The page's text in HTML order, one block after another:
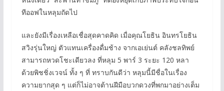
ทีออฟในหลุมถัดไป
และยังมีเรื่องเหลือเชื่อสุดคาดคิด เมื่อคุณโยธิน อินทรโยธิน
สวิงรุ่นใหญ่ ตัวแทนเครื่องดื่มช้าง จากเอเย่นต์ คลังชลทิพย์
สามารถหวดโชะเดียวลง ที่หลุม 5 พาร์ 3 ระยะ 120 หลา
ด้วยพิชชิ่งเวจน์ ทั้ง ๆ ที่ ทราบกันดีว่า หลุมนี้มีชื่อในเรื่อง
ความยากสุด ๆ แต่ก็ไม่อาจต้านฝีมือบวกดวงที่พกมาอย่างเต็ม